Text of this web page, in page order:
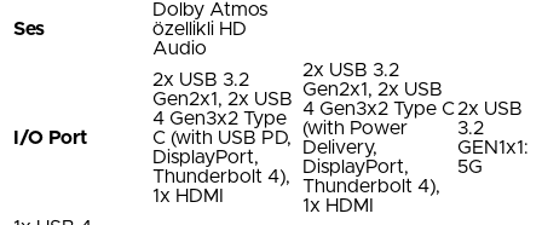
Ses
Dolby Atmos
özellikli HD
Audio
I/O Port
2x USB 3.2
Gen2x1, 2x USB
4 Gen3x2 Type
C (with USB PD,
DisplayPort,
Thunderbolt 4),
1x HDMI
2x USB 3.2
Gen2x1, 2x USB
4 Gen3x2 Type C
(with Power
Delivery,
DisplayPort,
Thunderbolt 4),
1x HDMI
2x USB
3.2
GEN1x1:
5G